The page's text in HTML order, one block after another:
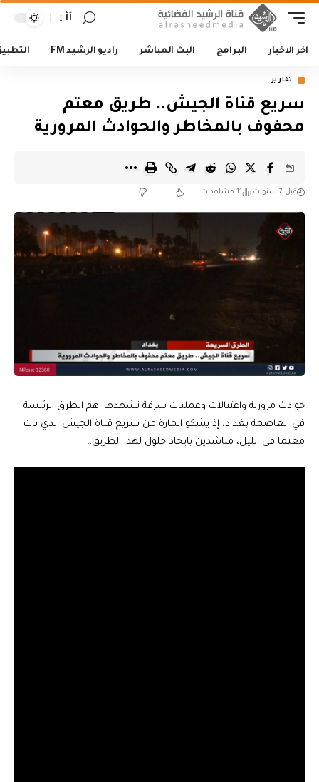
أأ
اخر الاخبار البرامج البث المباشر راديو الرشيد FM
تقارير
سريع قناة الجيش.. طريق معتم
محفوف بالمخاطر والحوادث المرورية
قبل 7 سنوات 11 مشاهدات
حوادث مرورية واغتيالات وعمليات سرقة تشهدها اهم الطرق الرئيسة
في العاصمة بغداد، إذ يشكو المارة من سريع قناة الجيش الذي بات
معتما في الليل، مناشدين بايجاد حلول لهذا الطريق..